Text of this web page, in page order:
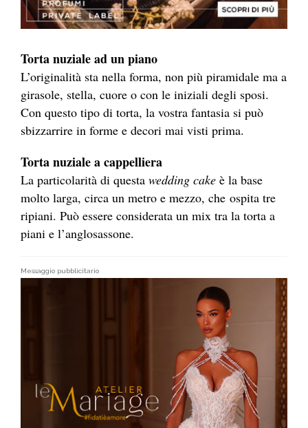
Torta nuziale ad un piano
L’originalità sta nella forma, non più piramidale ma a
girasole, stella, cuore o con le iniziali degli sposi.
Con questo tipo di torta, la vostra fantasia si può
sbizzarrire in forme e decori mai visti prima.
Torta nuziale a cappelliera
La particolarità di questa wedding cake è la base
molto larga, circa un metro e mezzo, che ospita tre
ripiani. Può essere considerata un mix tra la torta a
piani e l’anglosassone.
Messaggio pubblicitario